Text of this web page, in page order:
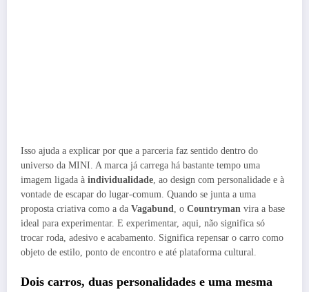
Isso ajuda a explicar por que a parceria faz sentido dentro do
universo da MINI. A marca já carrega há bastante tempo uma
imagem ligada à individualidade , ao design com personalidade e à
vontade de escapar do lugar-comum. Quando se junta a uma
proposta criativa como a da Vagabund , o Countryman vira a base
ideal para experimentar. E experimentar, aqui, não significa só
trocar roda, adesivo e acabamento. Significa repensar o carro como
objeto de estilo, ponto de encontro e até plataforma cultural.
Dois carros, duas personalidades e uma mesma